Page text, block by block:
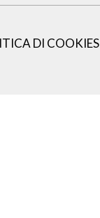
DI COOKIES